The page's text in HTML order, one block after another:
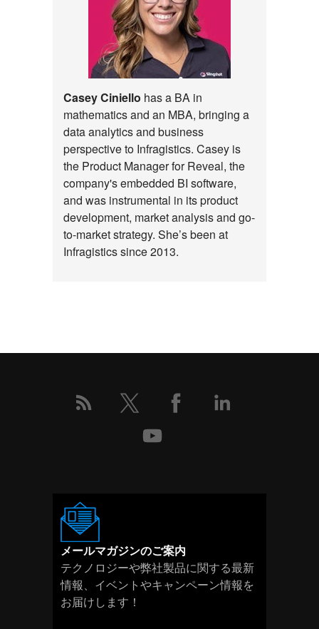
Casey Ciniello has a BA in
mathematics and an MBA, bringing a
data analytics and business
perspective to Infragistics. Casey is
the Product Manager for Reveal, the
company's embedded BI software,
and was instrumental in its product
development, market analysis and go-
to-market strategy. She’s been at
Infragistics since 2013.
の
詳
細
メールマガジンのご案内
テクノロジーや弊社製品に関する最新
情報、イベントやキャンペーン情報を
お届けします！